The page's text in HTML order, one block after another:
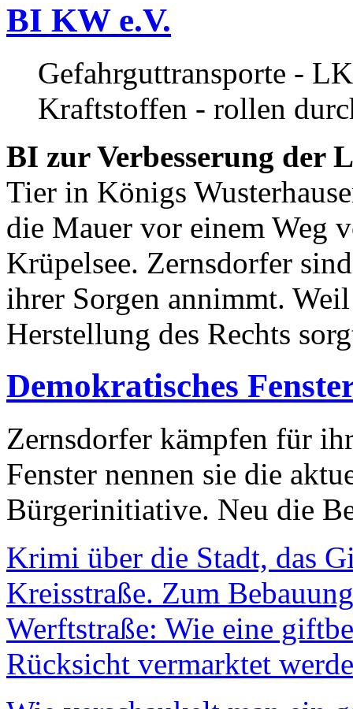
BI KW e.V.
Gefahrguttransporte -
Kraftstoffen - rollen
BI zur Verbesserung der
Tier in Königs
die Mauer vor einem Weg
Krüpelsee. Zernsdorfer
ihrer Sorgen annimmt.
Herstellung des Rechts
Demokratisches
Zernsdorfer kämpfen für
Fenster nennen sie die
Bürgerinitiative. Neu die
Krimi über die Stadt, das
Kreisstraße. Zum
Werftstraße: Wie eine
Rücksicht vermarktet